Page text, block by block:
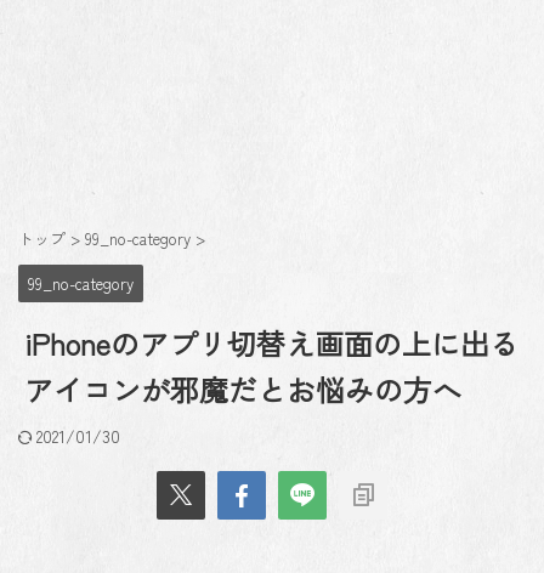
トップ > 99_no-category >
99_no-category
iPhoneのアプリ切替え画面の上に出る
アイコンが邪魔だとお悩みの方へ
2021/01/30